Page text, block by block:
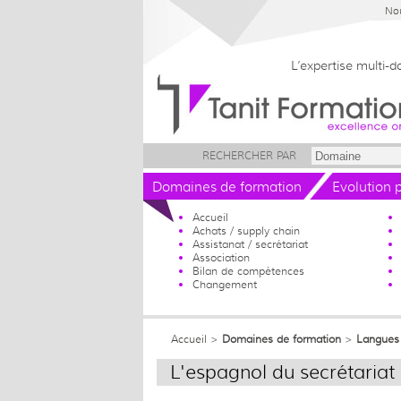
L’expertise multi-
RECHERCHER PAR
Domaines de formation Evolution
Accueil
Achats / supply chain
Assistanat / secrétariat
Association
Bilan de compétences
Changement
Accueil > Domaines de formation > Langues
L'espagnol du